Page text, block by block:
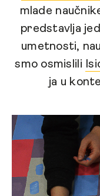
mlade
predstavlja
umetnosti,
smo osmislili
ja u